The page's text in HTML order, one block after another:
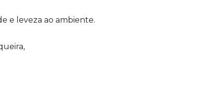
e leveza ao ambiente.